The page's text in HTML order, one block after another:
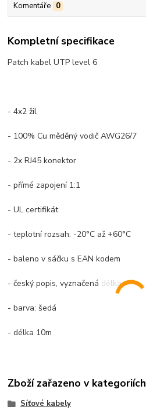
Komentáře 0
Kompletní specifikace
Patch kabel UTP level 6
- 4x2 žil
- 100% Cu měděný vodič AWG26/7
- 2x RJ45 konektor
- přímé zapojení 1:1
- UL certifikát
- teplotní rozsah: -20°C až +60°C
- baleno v sáčku s EAN kodem
- český popis, vyznačená délka
- barva: šedá
- délka 10m
Zboží zařazeno v kategoriích
Síťové kabely